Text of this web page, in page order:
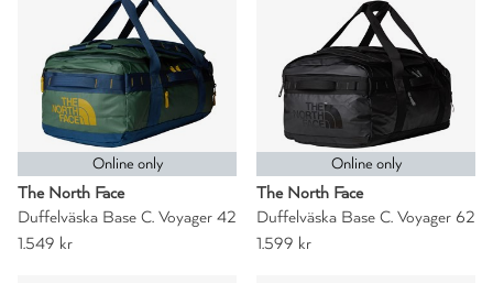
Online only
The North Face
Duffelväska Base C. Voyager 42
1.549 kr
Online only
The North Face
Duffelväska Base C. Voyager 62
1.599 kr